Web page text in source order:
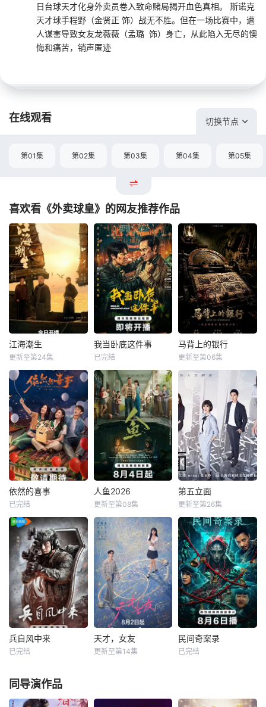
日台球天才化身外卖员卷入致命赌局揭开血色真相。 斯诺克
天才球手程野（金贤正 饰）战无不胜。但在一场比赛中，遭
人谋害导致女友龙薇薇（孟璐 饰）身亡，从此陷入无尽的懊
悔和痛苦，销声匿迹
在线观看 切换节点
第01集 第02集 第03集 第04集 第05集
喜欢看《外卖球皇》的网友推荐作品
江海潮生
郝平
每天 20点更2本剧
讲述了状元实业家
张謇创办大生企
业，实业报国的故
事。甲午战争后，
国家蒙羞，张謇虽
高中状元，却渴望
寻求强国之路。他
毅然弃政从商，殚
精竭虑，创办了中
企业大生纱厂。经
历集资
江海潮生
更新至第24集
我当卧底这件事
制作公司：鑫泰影
视、妙笔华章 &am
p;nbsp; &amp;nbs
p; &amp;nbsp; &a
mp;nbsp; &amp;nb
sp; &amp;nbsp; &a
mp;nbsp; &amp;nb
sp; &amp;nbsp; &a
mp;nbsp; &amp;nb
sp; &amp;nbsp; &a
mp;
我当卧底这件事
已完结
马背上的银行
王全有
每天 更2抗战期
间，日伪政府强行
推广、使用由“中国
准备银行”发行的伪
钞货币。根据党中
央指示，高景波、
徐邵梁、孙希光和
黄鹰等人开始筹备
建立冀南银行，手
艺人张宝田在共产
起印刷冀南币的使
命。
马背上的银行
更新至第06集
依然的喜事
王天辰
烟火深处，岁月生
香。春光巷里，俯
拾皆是散落的暖
意。晓西天内，托
举生死千钧的别
离。 希望，在“喜
事”的缝隙里，悄然
发芽、生长。
依然的喜事
已完结
人鱼2026
黄杨钿甜
每天 更2就读于职
业中学培训部的花
季女生苏琳（黄杨
钿甜 饰），虽自小
被父母忽视，在艰
苦环境中长大，但
她始终刻苦学习，
憧憬未来。为此，
苏琳苦练口语并争
取到了英文朗诵剧
人鱼2026
更新至第08集
第五立面
鲁佳妮
每天 更1该剧围绕
四位建筑师展开，
讲述了他们在中意
合作项目中面对专
业挑战与境外竞
争，通过创新实践
实现本土设计理念
突破的故事。
第五立面
更新至第26集
兵自风中来
该剧讲述了在396
旅与陆军步兵学院
兵自风中来
已完结
天才，女友
同同名小说改编。
天才，女友
更新至第14集
民间奇案录
张天盛遇上一起离
民间奇案录
已完结
同导演作品